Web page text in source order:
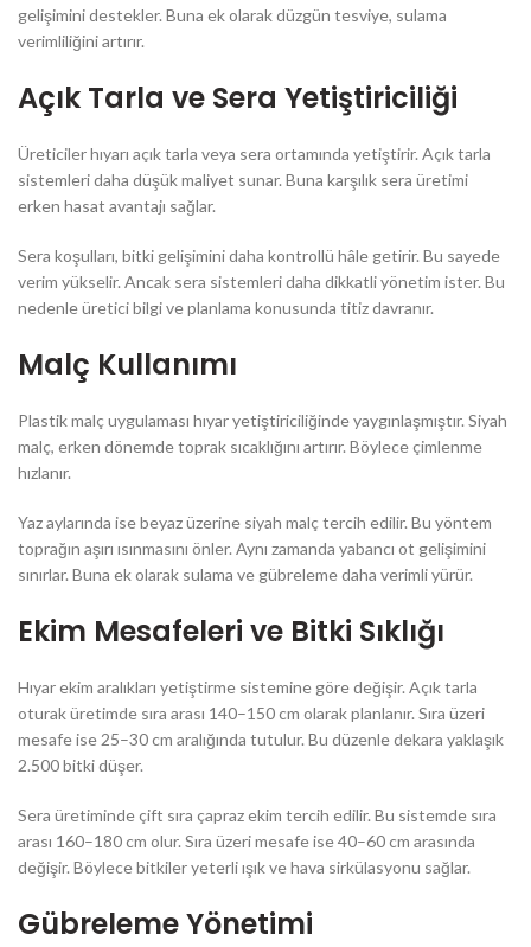
gelişimini destekler. Buna ek olarak düzgün tesviye, sulama
verimliliğini artırır.
Açık Tarla ve Sera Yetiştiriciliği
Üreticiler hıyarı açık tarla veya sera ortamında yetiştirir. Açık tarla
sistemleri daha düşük maliyet sunar. Buna karşılık sera üretimi
erken hasat avantajı sağlar.
Sera koşulları, bitki gelişimini daha kontrollü hâle getirir. Bu sayede
verim yükselir. Ancak sera sistemleri daha dikkatli yönetim ister. Bu
nedenle üretici bilgi ve planlama konusunda titiz davranır.
Malç Kullanımı
Plastik malç uygulaması hıyar yetiştiriciliğinde yaygınlaşmıştır. Siyah
malç, erken dönemde toprak sıcaklığını artırır. Böylece çimlenme
hızlanır.
Yaz aylarında ise beyaz üzerine siyah malç tercih edilir. Bu yöntem
toprağın aşırı ısınmasını önler. Aynı zamanda yabancı ot gelişimini
sınırlar. Buna ek olarak sulama ve gübreleme daha verimli yürür.
Ekim Mesafeleri ve Bitki Sıklığı
Hıyar ekim aralıkları yetiştirme sistemine göre değişir. Açık tarla
oturak üretimde sıra arası 140–150 cm olarak planlanır. Sıra üzeri
mesafe ise 25–30 cm aralığında tutulur. Bu düzenle dekara yaklaşık
2.500 bitki düşer.
Sera üretiminde çift sıra çapraz ekim tercih edilir. Bu sistemde sıra
arası 160–180 cm olur. Sıra üzeri mesafe ise 40–60 cm arasında
değişir. Böylece bitkiler yeterli ışık ve hava sirkülasyonu sağlar.
Gübreleme Yönetimi